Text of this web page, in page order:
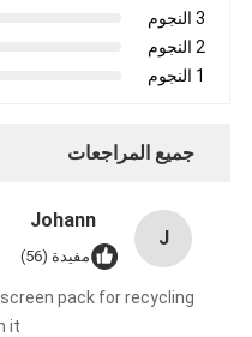
3 النجوم
2 النجوم
1 النجوم
جميع المراجعات
J
Johann
مفيدة (56)
pack for recycling
it.